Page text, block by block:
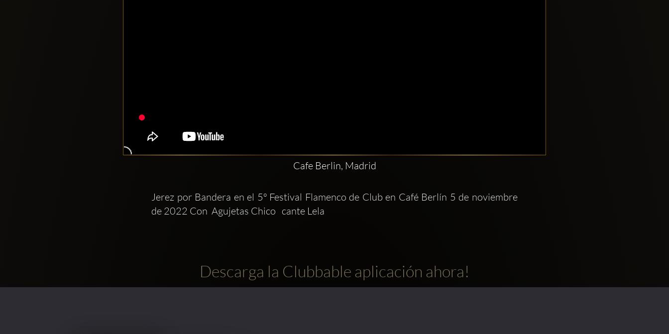
Cafe Berlin, Madrid
Jerez por Bandera en el 5º Festival Flamenco de Club en Café Berlín 5 de noviembre
de 2022 Con  Agujetas Chico   cante Lela
Descarga la Clubbable aplicación ahora!